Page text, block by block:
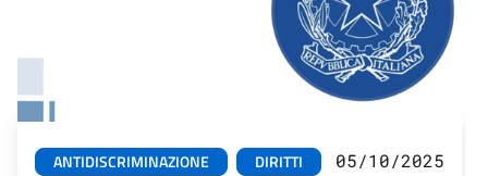
ANTIDISCRIMINAZIONE DIRITTI 05/10/2025